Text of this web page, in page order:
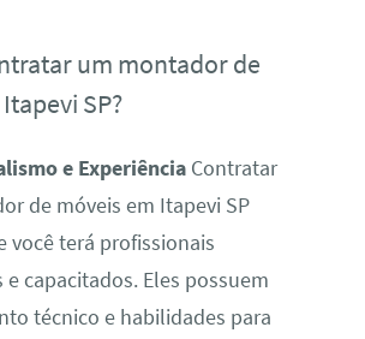
um montador de
SP?
e Experiência Contratar
de móveis em Itapevi SP
você terá profissionais
e capacitados. Eles possuem
técnico e habilidades para